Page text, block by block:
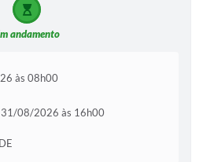
andamento
às 08h00
31/08/2026 às 16h00